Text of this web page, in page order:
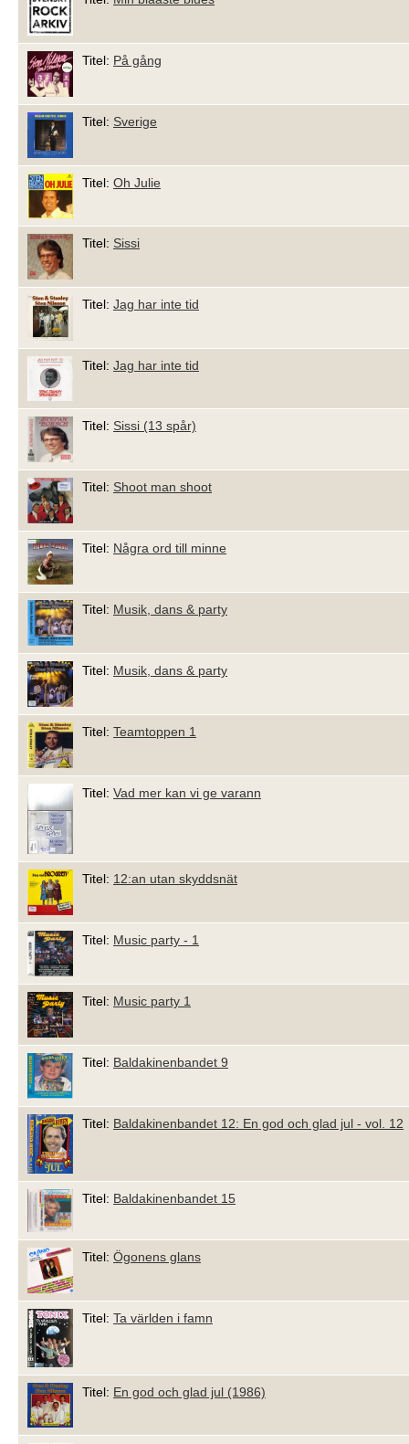
Titel: På gång
Titel: Sverige
Titel: Oh Julie
Titel: Sissi
Titel: Jag har inte tid
Titel: Jag har inte tid
Titel: Sissi (13 spår)
Titel: Shoot man shoot
Titel: Några ord till minne
Titel: Musik, dans & party
Titel: Musik, dans & party
Titel: Teamtoppen 1
Titel: Vad mer kan vi ge varann
Titel: 12:an utan skyddsnät
Titel: Music party - 1
Titel: Music party 1
Titel: Baldakinenbandet 9
Titel: Baldakinenbandet 12: En god och glad jul - vol. 12
Titel: Baldakinenbandet 15
Titel: Ögonens glans
Titel: Ta världen i famn
Titel: En god och glad jul (1986)